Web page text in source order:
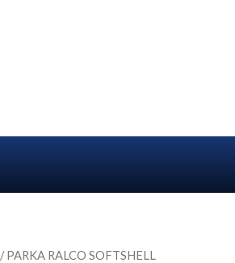
/ PARKA RALCO SOFTSHELL